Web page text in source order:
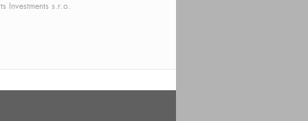
Investments s.r.o.